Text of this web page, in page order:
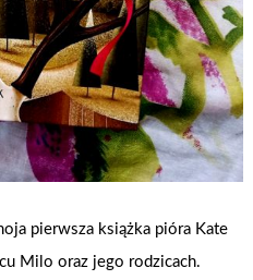
pierwsza książka pióra Kate
Milo oraz jego rodzicach.